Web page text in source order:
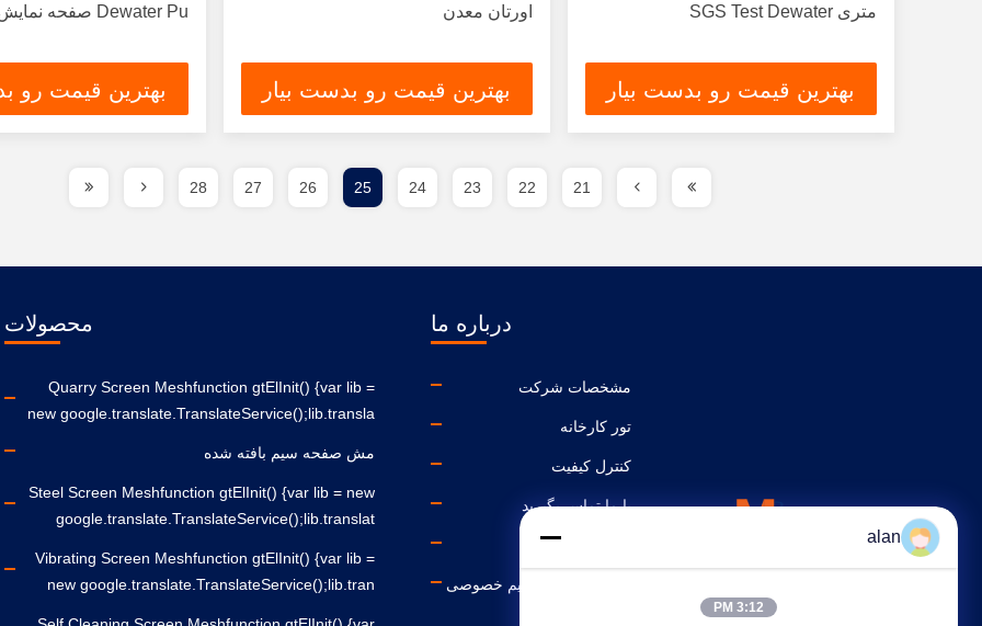
متری SGS Test Dewater
بهترین قیمت رو بدست بیار
اورتان معدن
بهترین قیمت رو بدست بیار
Dewater Pu صفحه نمایش
بهترین قیمت رو
21
22
23
24
25
26
27
28
درباره ما
مشخصات شرکت
تور کارخانه
کنترل کیفیت
با ما تماس بگیرید
نقشه سایت
سیاست حفظ حریم خصوصی
محصولات
Quarry Screen Meshfunction gtElInit() {var lib =
new google.translate.TranslateService();lib.transla
مش صفحه سیم بافته شده
Steel Screen Meshfunction gtElInit() {var lib = new
google.translate.TranslateService();lib.translat
Vibrating Screen Meshfunction gtElInit() {var lib =
new google.translate.TranslateService();lib.tran
alan
3:12 PM